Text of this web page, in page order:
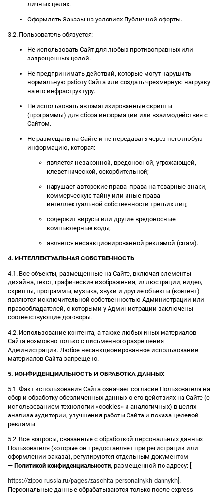
личных целях.
Оформлять Заказы на условиях Публичной оферты.
3.2. Пользователь обязуется:
Не использовать Сайт для любых противоправных или
запрещенных целей.
Не предпринимать действий, которые могут нарушить
нормальную работу Сайта или создать чрезмерную нагрузку
на его инфраструктуру.
Не использовать автоматизированные скрипты
(программы) для сбора информации или взаимодействия с
Сайтом.
Не размещать на Сайте и не передавать через него любую
информацию, которая:
является незаконной, вредоносной, угрожающей,
клеветнической, оскорбительной;
нарушает авторские права, права на товарные знаки,
коммерческую тайну или иные права
интеллектуальной собственности третьих лиц;
содержит вирусы или другие вредоносные
компьютерные коды;
является несанкционированной рекламой (спам).
4. ИНТЕЛЛЕКТУАЛЬНАЯ СОБСТВЕННОСТЬ
4.1. Все объекты, размещенные на Сайте, включая элементы
дизайна, текст, графические изображения, иллюстрации, видео,
скрипты, программы, музыка, звуки и другие объекты (контент),
являются исключительной собственностью Администрации или
правообладателей, с которыми у Администрации заключены
соответствующие договоры.
4.2. Использование контента, а также любых иных материалов
Сайта возможно только с письменного разрешения
Администрации. Любое несанкционированное использование
материалов Сайта запрещено.
5. КОНФИДЕНЦИАЛЬНОСТЬ И ОБРАБОТКА ДАННЫХ
5.1. Факт использования Сайта означает согласие Пользователя на
сбор и обработку обезличенных данных о его действиях на Сайте (с
использованием технологии «cookies» и аналогичных) в целях
анализа аудитории, улучшения работы Сайта и показа целевой
рекламы.
5.2. Все вопросы, связанные с обработкой персональных данных
Пользователя (которые он предоставляет при регистрации или
оформлении заказа), регулируются отдельным документом
— Политикой конфиденциальности, размещенной по адресу: [
https://zippo-russia.ru/pages/zaschita-personalnykh-dannykh ].
Персональные данные обрабатываются только после express-